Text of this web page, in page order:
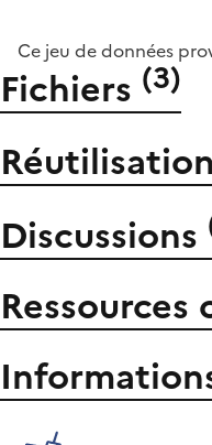
Ce jeu de données
Fichiers (3)
Discussions